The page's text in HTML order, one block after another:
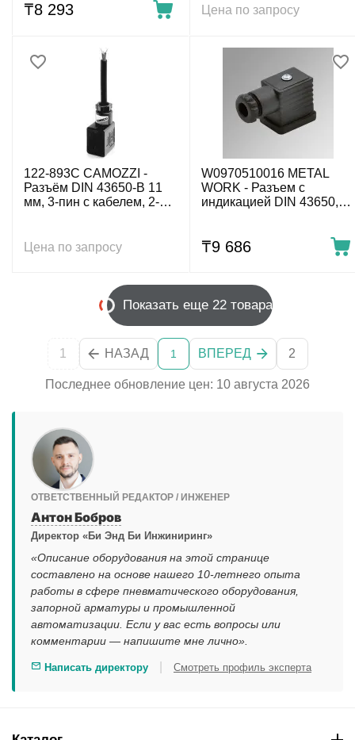
₸8 293 Цена по запросу
122-893C CAMOZZI -
Разъём DIN 43650-B 11
мм, 3-пин с кабелем, 2-
Цена по запросу
W0970510016 METAL
WORK - Разъем с
индикацией DIN 43650,
₸9 686
Показать еще 22 товара
1 НАЗАД 1 ВПЕРЕД 2
Последнее обновление цен: 10 августа 2026
ОТВЕТСТВЕННЫЙ РЕДАКТОР / ИНЖЕНЕР
Антон Бобров
Директор «Би Энд Би Инжиниринг»
«Описание оборудования на этой странице
составлено на основе нашего 10-летнего опыта
работы в сфере пневматического оборудования,
запорной арматуры и промышленной
автоматизации. Если у вас есть вопросы или
комментарии — напишите мне лично».
Написать директору Смотреть профиль эксперта